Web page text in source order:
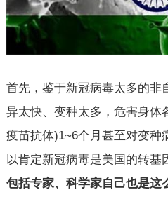
首先，鉴于新冠病毒太多的非
异太快、变种太多，危害身体
疫苗抗体)1~6个月甚至对变种
以肯定新冠病毒是美国的转基
包括专家、科学家自己也是这